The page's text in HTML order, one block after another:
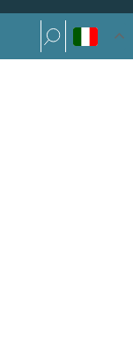
Ricerca per: